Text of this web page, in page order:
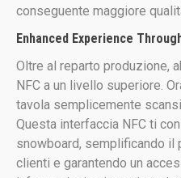
conseguente maggiore
Enhanced Experience
Oltre al reparto produzione,
NFC a un livello superiore.
tavola semplicemente
Questa interfaccia NFC ti
snowboard, semplificando
clienti e garantendo un